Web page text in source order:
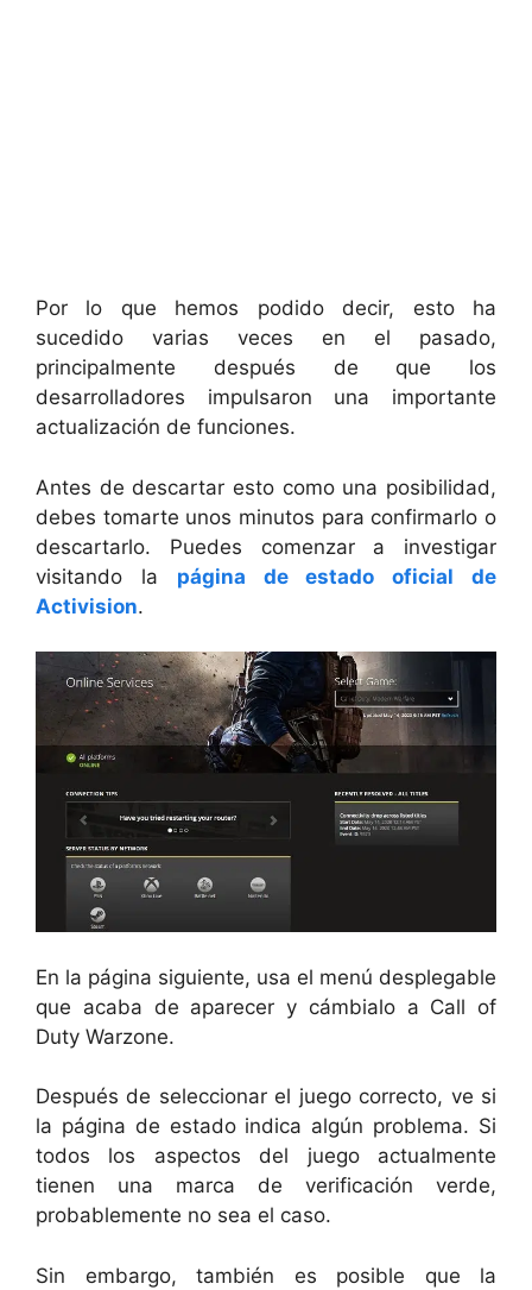
Por lo que hemos podido decir, esto ha
sucedido varias veces en el pasado,
principalmente después de que los
desarrolladores impulsaron una importante
actualización de funciones.
Antes de descartar esto como una posibilidad,
debes tomarte unos minutos para confirmarlo o
descartarlo. Puedes comenzar a investigar
visitando la página de estado oficial de
Activision.
En la página siguiente, usa el menú desplegable
que acaba de aparecer y cámbialo a Call of
Duty Warzone.
Después de seleccionar el juego correcto, ve si
la página de estado indica algún problema. Si
todos los aspectos del juego actualmente
tienen una marca de verificación verde,
probablemente no sea el caso.
Sin embargo, también es posible que la